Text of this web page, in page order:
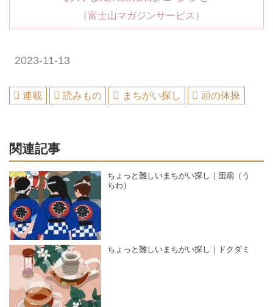
（富士山マガジンサービス）
2023-11-13
連載 読みもの まちがい探し 頭の体操
関連記事
ちょっと難しいまちがい探し｜団扇（う
ちわ）
ちょっと難しいまちがい探し｜ドクダミ